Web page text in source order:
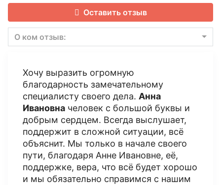
Оставить отзыв
О ком отзыв:
Хочу выразить огромную
благодарность замечательному
специалисту своего дела. Анна
Ивановна человек с большой буквы и
добрым сердцем. Всегда выслушает,
поддержит в сложной ситуации, всё
объяснит. Мы только в начале своего
пути, благодаря Анне Ивановне, её,
поддержке, вера, что всё будет хорошо
и мы обязательно справимся с нашим